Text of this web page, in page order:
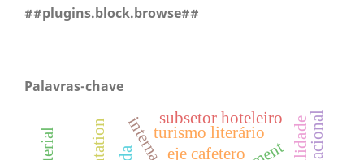
##plugins.block.browse##
Palavras-chave
turismo literário
subsetor hoteleiro
eje cafetero